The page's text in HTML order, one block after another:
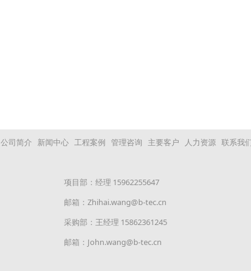
公司简介 新闻中心 工程案例 管理咨询 主要客户 人力资源 联系我
项目部：经理 15962255647
邮箱：Zhihai.wang@b-tec.cn
采购部：王经理 15862361245
邮箱：John.wang@b-tec.cn